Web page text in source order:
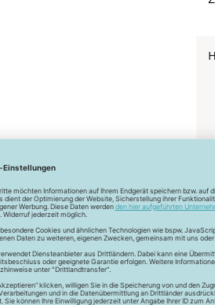
für feinste Baumwollkreationen.
Durch den